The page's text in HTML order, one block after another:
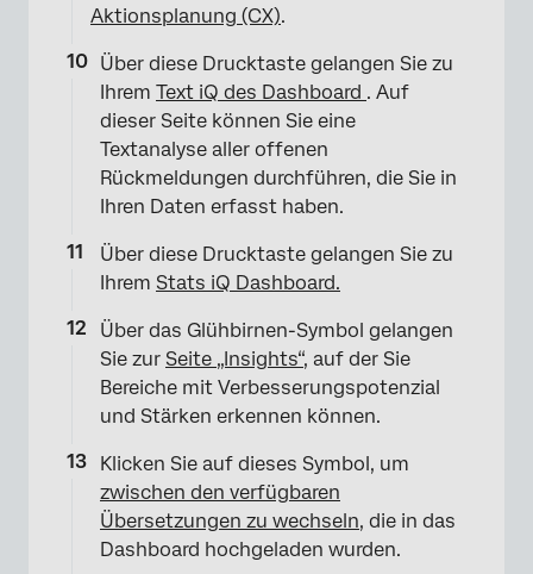
×
Aktionsplanung (CX).
Über diese Drucktaste gelangen Sie zu
Ihrem Text iQ des Dashboard . Auf
dieser Seite können Sie eine
Textanalyse aller offenen
Rückmeldungen durchführen, die Sie in
Ihren Daten erfasst haben.
Über diese Drucktaste gelangen Sie zu
Ihrem Stats iQ Dashboard.
Über das Glühbirnen-Symbol gelangen
Sie zur Seite „Insights“, auf der Sie
Bereiche mit Verbesserungspotenzial
und Stärken erkennen können.
Klicken Sie auf dieses Symbol, um
zwischen den verfügbaren
Übersetzungen zu wechseln, die in das
Dashboard hochgeladen wurden.